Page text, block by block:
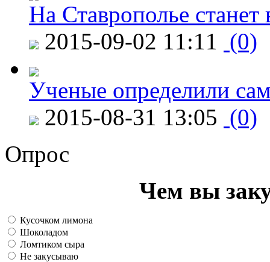
На Ставрополье
2015-09-02 11:11 (0)
Ученые определили
2015-08-31 13:05 (0)
Опрос
Чем вы
Кусочком лимона
Шоколадом
Ломтиком сыра
Не закусываю